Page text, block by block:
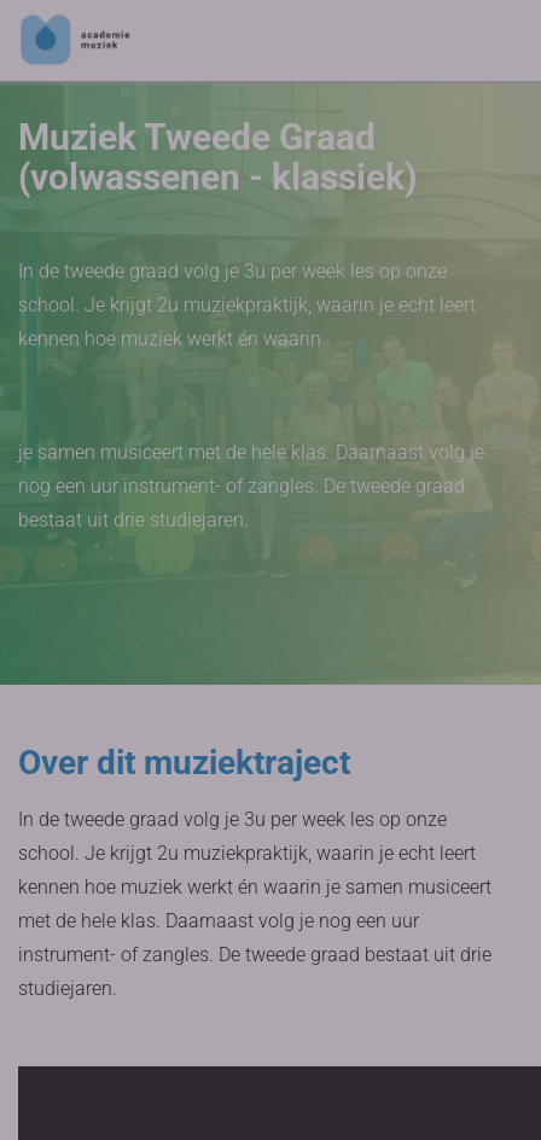
Muziek Tweede Graad
(volwassenen - klassiek)
In de tweede graad volg je 3u per week les op onze
school. Je krijgt 2u muziekpraktijk, waarin je echt leert
kennen hoe muziek werkt én waarin
je samen musiceert met de hele klas. Daarnaast volg je
nog een uur instrument- of zangles. De tweede graad
bestaat uit drie studiejaren.
Over dit muziektraject
In de tweede graad volg je 3u per week les op onze
school. Je krijgt 2u muziekpraktijk, waarin je echt leert
kennen hoe muziek werkt én waarin je samen musiceert
met de hele klas. Daarnaast volg je nog een uur
instrument- of zangles. De tweede graad bestaat uit drie
studiejaren.